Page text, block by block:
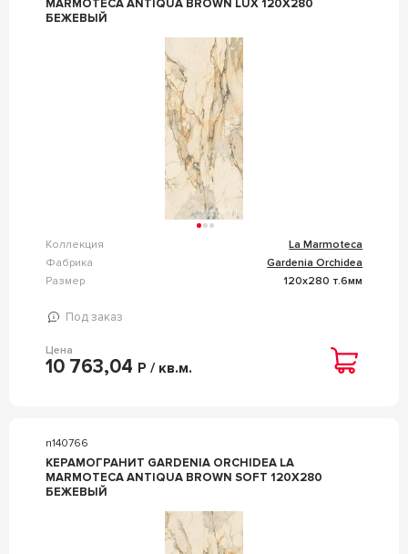
MARMOTECA ANTIQUA BROWN LUX 120X280
БЕЖЕВЫЙ
Коллекция
La Marmoteca
Фабрика
Gardenia Orchidea
Размер
120x280 т.6мм
Под заказ
Цена
10 763,04 Р / кв.м.
n140766
КЕРАМОГРАНИТ GARDENIA ORCHIDEA LA
MARMOTECA ANTIQUA BROWN SOFT 120X280
БЕЖЕВЫЙ